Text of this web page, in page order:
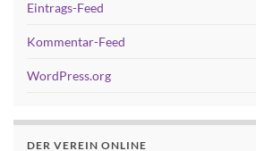
Eintrags-Feed
Kommentar-Feed
WordPress.org
DER VEREIN ONLINE